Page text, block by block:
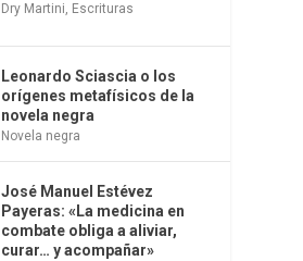
Dry Martini, Escrituras
Leonardo Sciascia o los
orígenes metafísicos de la
novela negra
Novela negra
José Manuel Estévez
Payeras: «La medicina en
combate obliga a aliviar,
curar… y acompañar»